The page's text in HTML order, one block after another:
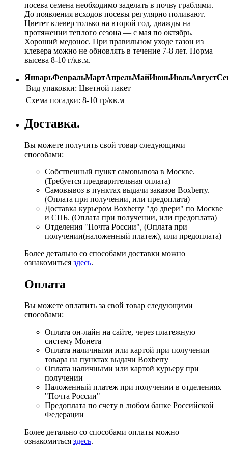
посева семена необходимо заделать в почву граблями.
До появления всходов посевы регулярно поливают.
Цветет клевер только на второй год, дважды на
протяжении теплого сезона — с мая по октябрь.
Хороший медонос. При правильном уходе газон из
клевера можно не обновлять в течение 7-8 лет. Норма
высева 8-10 г/кв.м.
ЯнварьФевральМартАпрельМайИюньИюльАвгуст
Вид упаковки: Цветной пакет
Схема посадки: 8-10 гр/кв.м
Доставка.
Вы можете получить свой товар следующими
способами:
Собственный пункт самовывоза в Москве.
(Требуется предварительная оплата)
Самовывоз в пунктах выдачи заказов Boxberry.
(Оплата при получении, или предоплата)
Доставка курьером Boxberry "до двери" по Москве
и СПБ. (Оплата при получении, или предоплата)
Отделения "Почта России", (Оплата при
получении(наложенный платеж), или предоплата)
Более детально со способами доставки можно
ознакомиться здесь.
Оплата
Вы можете оплатить за свой товар следующими
способами:
Оплата он-лайн на сайте, через платежную
систему Монета
Оплата наличными или картой при получении
товара на пунктах выдачи Boxberry
Оплата наличными или картой курьеру при
получении
Наложенный платеж при получении в отделениях
"Почта России"
Предоплата по счету в любом банке Российской
Федерации
Более детально со способами оплаты можно
ознакомиться здесь.